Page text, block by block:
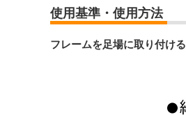
使用基準・使用方法
フレームを足場に取り付ける